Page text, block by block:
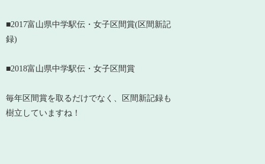
■2017富山県中学駅伝・女子区間賞(区間新記
録)
■2018富山県中学駅伝・女子区間賞
毎年区間賞を取るだけでなく、区間新記録も
樹立していますね！